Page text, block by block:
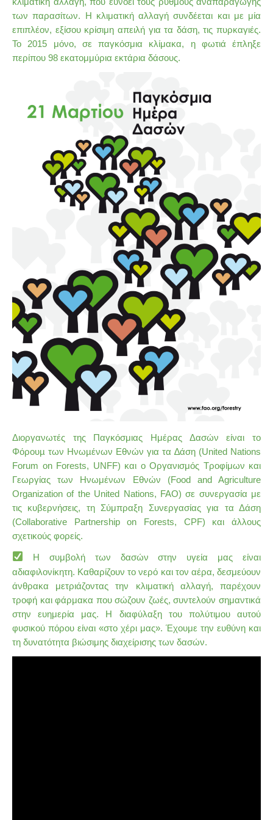
των παρασίτων. Η κλιματική αλλαγή συνδέεται και με μία
επιπλέον, εξίσου κρίσιμη απειλή για τα δάση, τις πυρκαγιές.
Το 2015 μόνο, σε παγκόσμια κλίμακα, η φωτιά έπληξε
περίπου 98 εκατομμύρια εκτάρια δάσους.
Διοργανωτές της Παγκόσμιας Ημέρας Δασών είναι το
Φόρουµ των Ηνωµένων Εθνών για τα ∆άση (United Nations
Forum on Forests, UNFF) και ο Οργανισμός Τροφίμων και
Γεωργίας των Ηνωμένων Εθνών (Food and Agriculture
Organization of the United Nations, FAO) σε συνεργασία με
τις κυβερνήσεις, τη Σύμπραξη Συνεργασίας για τα Δάση
(Collaborative Partnership on Forests, CPF) και άλλους
σχετικούς φορείς.
Η συμβολή των δασών στην υγεία μας είναι
αδιαφιλονίκητη. Καθαρίζουν το νερό και τον αέρα, δεσμεύουν
άνθρακα μετριάζοντας την κλιματική αλλαγή, παρέχουν
τροφή και φάρμακα που σώζουν ζωές, συντελούν σημαντικά
στην ευημερία μας. Η διαφύλαξη του πολύτιμου αυτού
φυσικού πόρου είναι «στο χέρι μας». Έχουμε την ευθύνη και
τη δυνατότητα βιώσιμης διαχείρισης των δασών.